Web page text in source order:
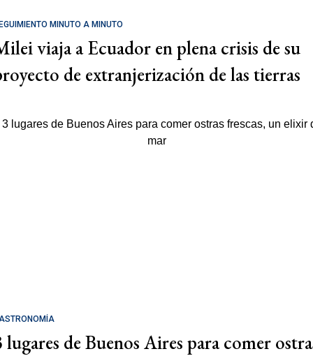
MINUTO A MINUTO
viaja a Ecuador en plena crisis de su
de extranjerización de las tierras
lugares de Buenos Aires para comer